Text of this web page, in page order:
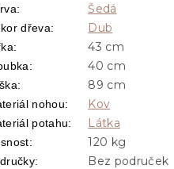
: Šedá
dřeva: Dub
: 43 cm
: 40 cm
: 89 cm
nohou: Kov
potahu: Látka
: 120 kg
: Bez područek